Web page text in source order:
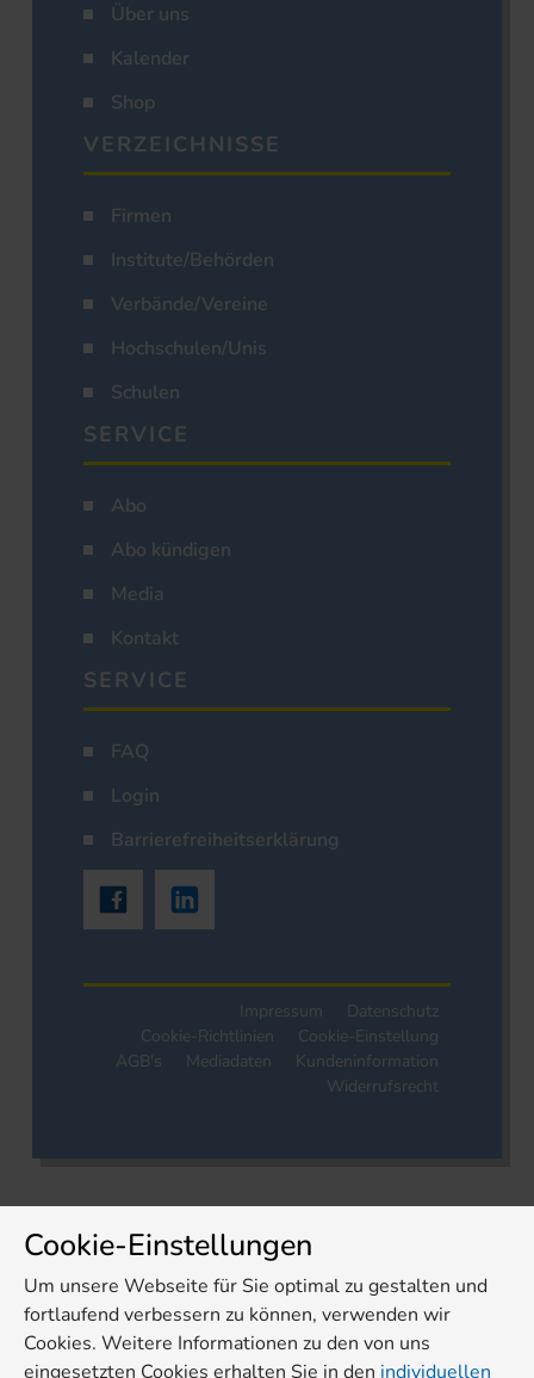
Über uns
Kalender
Shop
VERZEICHNISSE
Firmen
Institute/Behörden
Verbände/Vereine
Hochschulen/Unis
Schulen
SERVICE
Abo
Abo kündigen
Media
Kontakt
SERVICE
FAQ
Login
Barrierefreiheitserklärung
Impressum
Datenschutz
Cookie-Richtlinien
Cookie-Einstellung
AGB's
Mediadaten
Kundeninformation
Widerrufsrecht
Cookie-Einstellungen
Um unsere Webseite für Sie optimal zu gestalten und
fortlaufend verbessern zu können, verwenden wir
Cookies. Weitere Informationen zu den von uns
eingesetzten Cookies erhalten Sie in den individuellen